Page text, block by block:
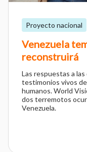
Proyecto nacional
Venezuela
reconstruirá
Las respuestas a
testimonios vivos
humanos. World
dos terremotos
Venezuela.